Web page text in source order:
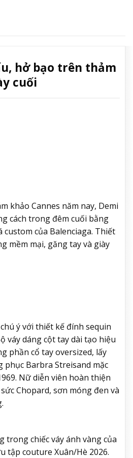
hở bạo trên thảm
cuối
khảo Cannes năm nay, Demi
cách trong đêm cuối bằng
custom của Balenciaga. Thiết
mềm mại, găng tay và giày
ý với thiết kế đính sequin
váy dáng cột tay dài tạo hiệu
phần cổ tay oversized, lấy
Barbra Streisand mặc
Nữ diễn viên hoàn thiện
Chopard, sơn móng đen và
trong chiếc váy ánh vàng của
tập couture Xuân/Hè 2026.